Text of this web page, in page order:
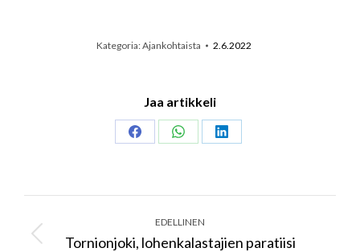
Kategoria:Ajankohtaista 2.6.2022
Jaa artikkeli
Share
Share
Share
Post
navigation
EDELLINEN
Previous
Tornionjoki, lohenkalastajien paratiisi